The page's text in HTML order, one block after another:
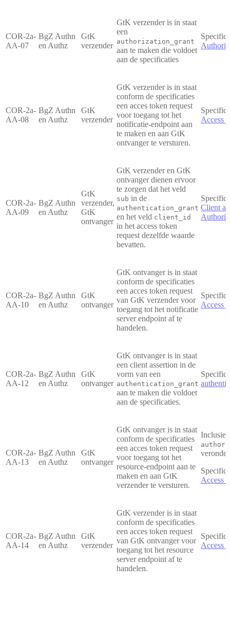
COR-2a-
AA-07
BgZ Authn
en Authz
GtK
verzender
GtK verzender is in staat
een
authorization_grant
aan te maken die voldoet
aan de specificaties
COR-2a-
AA-08
BgZ Authn
en Authz
GtK
verzender
GtK verzender is in staat
conform de specificaties
een acces token request
voor toegang tot het
notificatie-endpoint aan
te maken en aan GtK
ontvanger te versturen.
Access
COR-2a-
AA-09
BgZ Authn
en Authz
GtK
verzender,
GtK
ontvanger
GtK verzender en GtK
ontvanger dienen ervoor
te zorgen dat het veld
sub in de
authentication_grant
en het veld client_id
in het access token
request dezelfde waarde
bevatten.
Client
COR-2a-
AA-10
BgZ Authn
en Authz
GtK
ontvanger
GtK ontvanger is in staat
conform de specificaties
een acces token request
van GtK verzender voor
toegang tot het notificatie
server endpoint af te
handelen.
Access
COR-2a-
AA-12
BgZ Authn
en Authz
GtK
ontvanger
GtK ontvanger is in staat
een client assertion in de
vorm van een
authentication_grant
aan te maken die voldoet
aan de specificaties.
COR-2a-
AA-13
BgZ Authn
en Authz
GtK
ontvanger
GtK ontvanger is in staat
conform de specificaties
een acces token request
voor toegang tot het
resource-endpoint aan te
maken en aan GtK
verzender te versturen.
Inclusief
Access
COR-2a-
AA-14
BgZ Authn
en Authz
GtK
verzender
GtK verzender is in staat
conform de specificaties
een acces token request
van GtK ontvanger voor
toegang tot het resource
server endpoint af te
handelen.
Access